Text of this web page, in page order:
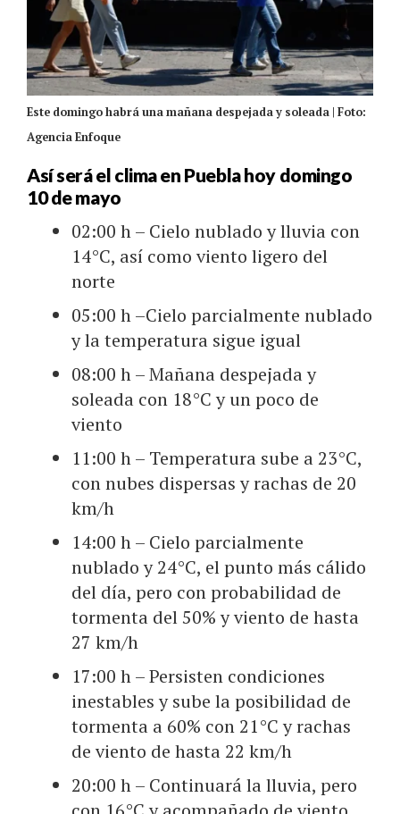
Este domingo habrá una mañana despejada y soleada | Foto:
Agencia Enfoque
Así será el clima en Puebla hoy domingo
10 de mayo
02:00 h – Cielo nublado y lluvia con
14°C, así como viento ligero del
norte
05:00 h –Cielo parcialmente nublado
y la temperatura sigue igual
08:00 h – Mañana despejada y
soleada con 18°C y un poco de
viento
11:00 h – Temperatura sube a 23°C,
con nubes dispersas y rachas de 20
km/h
14:00 h – Cielo parcialmente
nublado y 24°C, el punto más cálido
del día, pero con probabilidad de
tormenta del 50% y viento de hasta
27 km/h
17:00 h – Persisten condiciones
inestables y sube la posibilidad de
tormenta a 60% con 21°C y rachas
de viento de hasta 22 km/h
20:00 h – Continuará la lluvia, pero